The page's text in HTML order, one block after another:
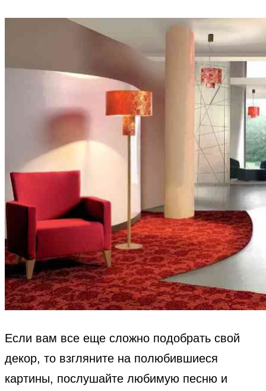
Если вам все еще сложно подобрать свой
декор, то взгляните на полюбившиеся
картины, послушайте любимую песню и